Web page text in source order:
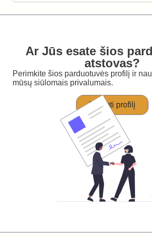
Ar Jūs esate šios
atstovas?
Perimkite šios parduotuvės profilį ir
mūsų siūlomais privalumais.
Perimti profilį